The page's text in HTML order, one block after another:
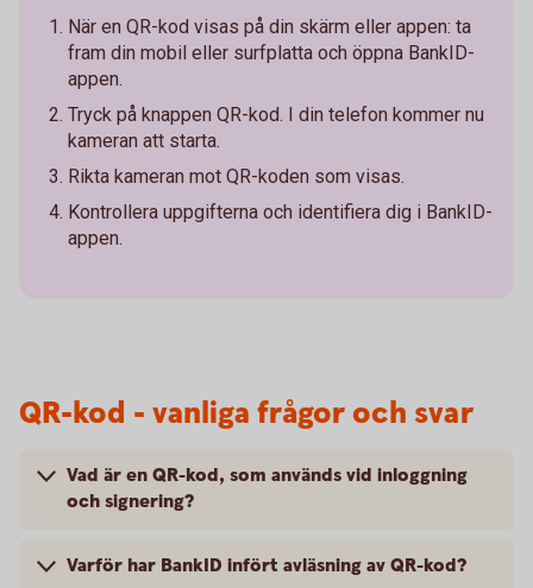
När en QR-kod visas på din skärm eller appen: ta
fram din mobil eller surfplatta och öppna BankID-
appen.
Tryck på knappen QR-kod. I din telefon kommer nu
kameran att starta.
Rikta kameran mot QR-koden som visas.
Kontrollera uppgifterna och identifiera dig i BankID-
appen.
QR-kod - vanliga frågor och svar
Vad är en QR-kod, som används vid inloggning
och signering?
Varför har BankID infört avläsning av QR-kod?